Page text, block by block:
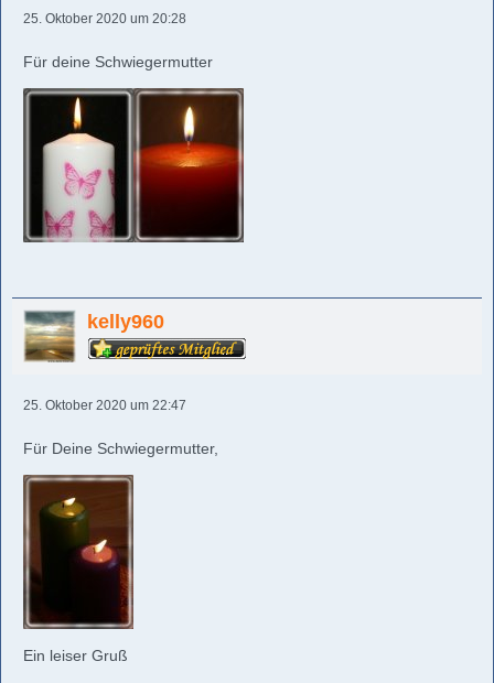
25. Oktober 2020 um 20:28
Für deine Schwiegermutter
kelly960
25. Oktober 2020 um 22:47
Für Deine Schwiegermutter,
Ein leiser Gruß